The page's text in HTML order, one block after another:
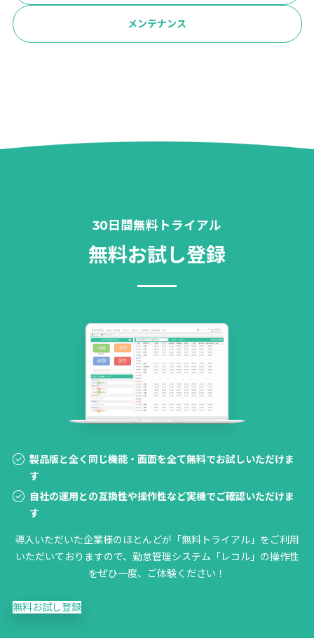
メンテナンス
30日間無料トライアル
無料お試し登録
製品版と全く同じ機能・画面を全て無料でお試しいただけま
す
自社の運用との互換性や操作性など実機でご確認いただけま
す
導入いただいた企業様のほとんどが「無料トライアル」をご利用
いただいておりますので、勤怠管理システム「レコル」の操作性
をぜひ一度、ご体験ください！
無料お試し登録